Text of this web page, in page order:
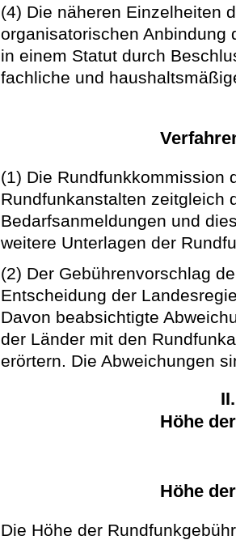
(4) Die näheren Einzelheiten
organisatorischen Anbindung
in einem Statut durch
fachliche und
(1) Die Rundfunkkommission
Rundfunkanstalten zeitgleich
Bedarfsanmeldungen und
weitere Unterlagen der
(2) Der Gebührenvorschlag
Entscheidung der
Davon beabsichtigte
der Länder mit den
erörtern. Die Abweichungen
Höhe
Höhe
Die Höhe der